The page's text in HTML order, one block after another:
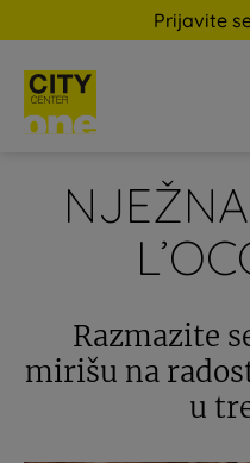
Prijavite
Razmazite
mirišu na
u